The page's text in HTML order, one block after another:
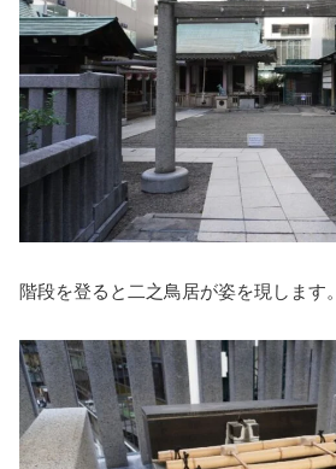
階段を登ると二之鳥居が姿を現します。